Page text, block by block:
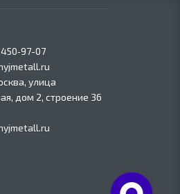
07
улица
дом 2, строение 36